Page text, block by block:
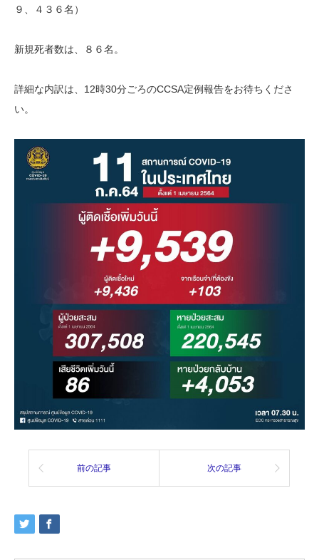
９、４３６名）
新規死者数は、８６名。
詳細な内訳は、12時30分ごろのCCSA定例報告をお待ちくださ
い。
前の記事 次の記事